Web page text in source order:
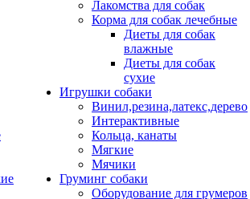
Лакомства для собак
Корма для собак лечебные
Диеты для собак
влажные
Диеты для собак
сухие
Игрушки собаки
Винил,резина,латекс,дерево
Интерактивные
Кольца, канаты
Мягкие
Мячики
Груминг собаки
Оборудование для грумеров